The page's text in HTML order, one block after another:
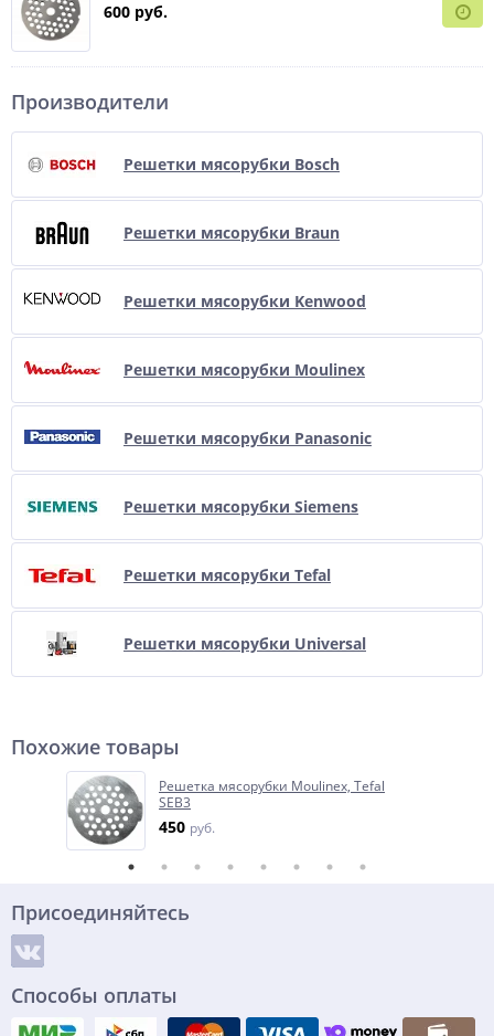
600 руб.
Производители
Решетки мясорубки Bosch
Решетки мясорубки Braun
Решетки мясорубки Kenwood
Решетки мясорубки Moulinex
Решетки мясорубки Panasonic
Решетки мясорубки Siemens
Решетки мясорубки Tefal
Решетки мясорубки Universal
Похожие товары
Решетка мясорубки Moulinex, Tefal
SEB3
450 руб.
Присоединяйтесь
Способы оплаты